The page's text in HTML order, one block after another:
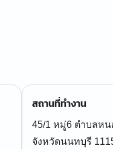
สถานที่ทำงาน
45/1 หมู่6 ตำบลหน
จังหวัดนนทบุรี